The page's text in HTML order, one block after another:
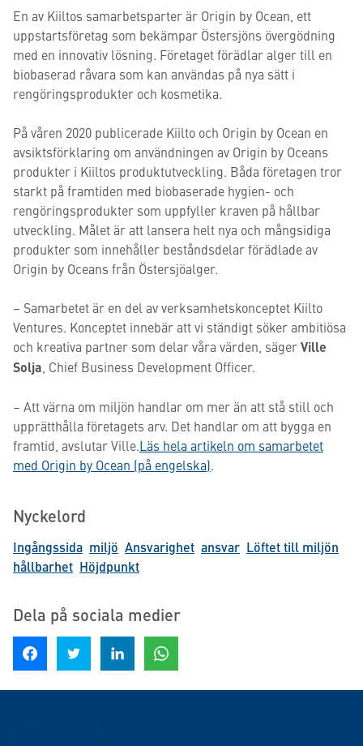
En av Kiiltos samarbetsparter är Origin by Ocean, ett
uppstartsföretag som bekämpar Östersjöns övergödning
med en innovativ lösning. Företaget förädlar alger till en
biobaserad råvara som kan användas på nya sätt i
rengöringsprodukter och kosmetika.
På våren 2020 publicerade Kiilto och Origin by Ocean en
avsiktsförklaring om användningen av Origin by Oceans
produkter i Kiiltos produktutveckling. Båda företagen tror
starkt på framtiden med biobaserade hygien- och
rengöringsprodukter som uppfyller kraven på hållbar
utveckling. Målet är att lansera helt nya och mångsidiga
produkter som innehåller beståndsdelar förädlade av
Origin by Oceans från Östersjöalger.
– Samarbetet är en del av verksamhetskonceptet Kiilto
Ventures. Konceptet innebär att vi ständigt söker ambitiösa
och kreativa partner som delar våra värden, sägerVille
Solja , Chief Business Development Officer.
– Att värna om miljön handlar om mer än att stå still och
upprätthålla företagets arv. Det handlar om att bygga en
framtid, avslutar Ville.Läs hela artikeln om samarbetet
med Origin by Ocean (på engelska).
Nyckelord
Ingångssida miljö Ansvarighet ansvar Löftet till miljön
hållbarhet Höjdpunkt
Dela på sociala medier
Dela på Facebook Dela på Twitter Dela på LinkedIn